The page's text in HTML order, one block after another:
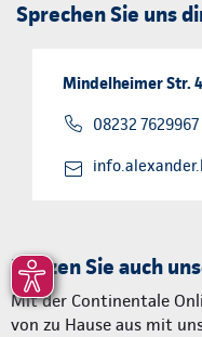
Sprechen Sie uns
Mindelheimer Str.
08232 7629967
Nutzen Sie auch
Mit der Continentale
von zu Hause aus mit